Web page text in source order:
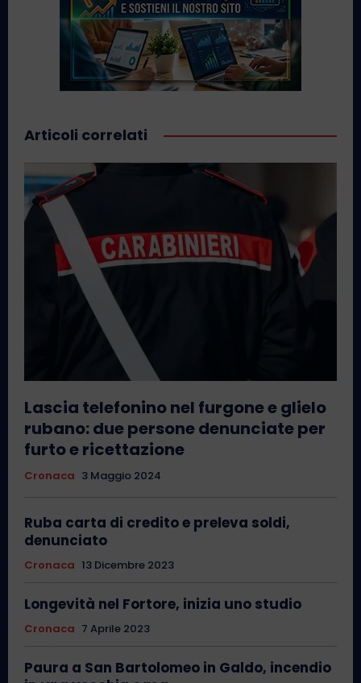
Articoli correlati
Lascia telefonino nel furgone e glielo
rubano: due persone denunciate per
furto e ricettazione
Cronaca 3 Maggio 2024
Ruba carta di credito e preleva soldi,
denunciato
Cronaca 13 Dicembre 2023
Longevità nel Fortore, inizia uno studio
Cronaca 7 Aprile 2023
Paura a San Bartolomeo in Galdo, incendio